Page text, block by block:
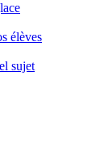
élèves
sujet